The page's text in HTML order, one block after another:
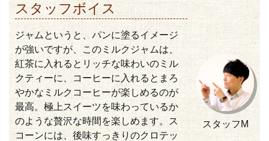
スタッフボイス
ジャムというと、パンに塗るイメージ
が強いですが、このミルクジャムは、
紅茶に入れるとリッチな味わいのミル
クティーに、コーヒーに入れるとまろ
やかなミルクコーヒーが楽しめるのが
最高。極上スイーツを味わっているか
のような贅沢な時間を楽しめます。ス
コーンには、後味すっきりのクロテッ
スタッフM